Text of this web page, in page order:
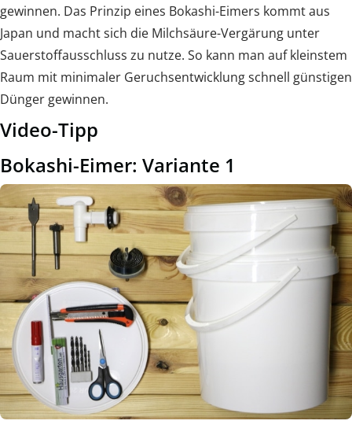
gewinnen. Das Prinzip eines Bokashi-Eimers kommt aus
Japan und macht sich die Milchsäure-Vergärung unter
Sauerstoffausschluss zu nutze. So kann man auf kleinstem
Raum mit minimaler Geruchsentwicklung schnell günstigen
Dünger gewinnen.
Video-Tipp
Bokashi-Eimer: Variante 1